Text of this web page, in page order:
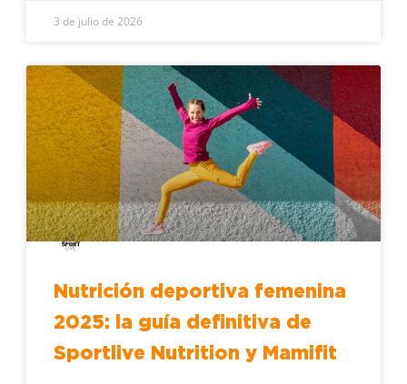
3 de julio de 2026
Nutrición deportiva femenina
2025: la guía definitiva de
Sportlive Nutrition y Mamifit